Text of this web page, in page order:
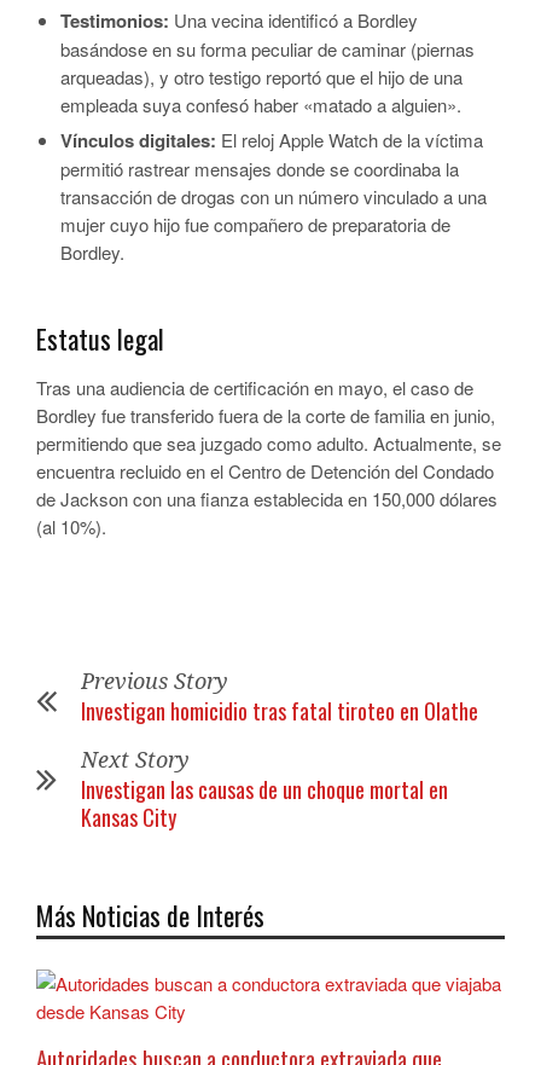
Testimonios: Una vecina identificó a Bordley
basándose en su forma peculiar de caminar (piernas
arqueadas), y otro testigo reportó que el hijo de una
empleada suya confesó haber «matado a alguien».
Vínculos digitales: El reloj Apple Watch de la víctima
permitió rastrear mensajes donde se coordinaba la
transacción de drogas con un número vinculado a una
mujer cuyo hijo fue compañero de preparatoria de
Bordley.
Estatus legal
Tras una audiencia de certificación en mayo, el caso de
Bordley fue transferido fuera de la corte de familia en junio,
permitiendo que sea juzgado como adulto. Actualmente, se
encuentra recluido en el Centro de Detención del Condado
de Jackson con una fianza establecida en 150,000 dólares
(al 10%).
Previous Story
Investigan homicidio tras fatal tiroteo en Olathe
Next Story
Investigan las causas de un choque mortal en
Kansas City
Más Noticias de Interés